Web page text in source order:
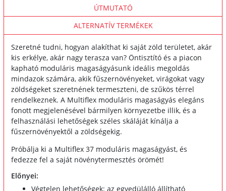
ÚTMUTATÓ
ALTERNATÍV TERMÉKEK
Szeretné tudni, hogyan alakíthat ki saját zöld területet, akár
kis erkélye, akár nagy terasza van? Öntisztító és a piacon
kapható moduláris magaságyásunk ideális megoldás
mindazok számára, akik fűszernövényeket, virágokat vagy
zöldségeket szeretnének termeszteni, de szűkös térrel
rendelkeznek. A Multiflex moduláris magaságyás elegáns
fonott megjelenésével bármilyen környezetbe illik, és a
felhasználási lehetőségek széles skáláját kínálja a
fűszernövényektől a zöldségekig.
Próbálja ki a Multiflex 37 moduláris magaságyást, és
fedezze fel a saját növénytermesztés örömét!
Előnyei:
Végtelen lehetőségek: az egyedülálló állítható